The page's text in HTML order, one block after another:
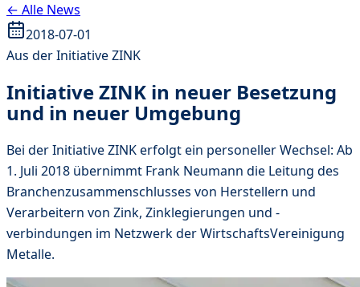
← Alle News
2018-07-01
Aus der Initiative ZINK
Initiative ZINK in neuer Besetzung
und in neuer Umgebung
Bei der Initiative ZINK erfolgt ein personeller Wechsel: Ab
1. Juli 2018 übernimmt Frank Neumann die Leitung des
Branchenzusammenschlusses von Herstellern und
Verarbeitern von Zink, Zinklegierungen und -
verbindungen im Netzwerk der WirtschaftsVereinigung
Metalle.